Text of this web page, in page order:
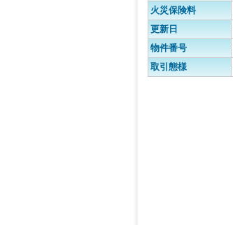
火災保険料
更新日
物件番号
取引態様